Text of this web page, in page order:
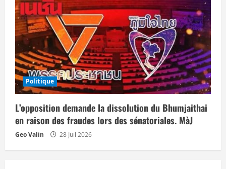
Politique
L’opposition demande la dissolution du Bhumjaithai
en raison des fraudes lors des sénatoriales. MàJ
Geo Valin 28 Juil 2026